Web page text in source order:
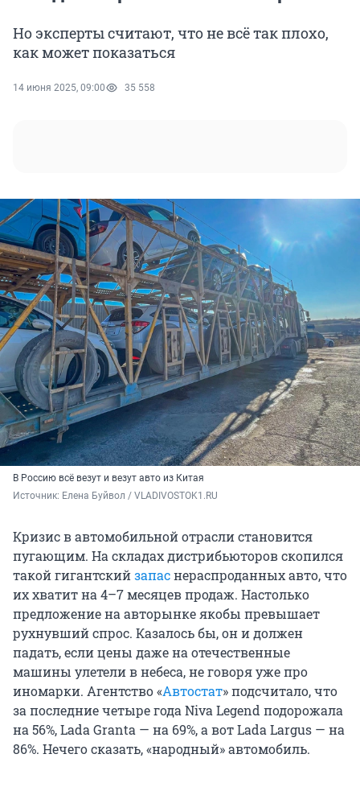
Но эксперты считают, что не всё так плохо,
как может показаться
14 июня 2025, 09:00 35 558
В Россию всё везут и везут авто из Китая
Источник: Елена Буйвол / VLADIVOSTOK1.RU
Кризис в автомобильной отрасли становится
пугающим. На складах дистрибьюторов скопился
такой гигантскийзапаснераспроданных авто, что
их хватит на 4–7 месяцев продаж. Настолько
предложение на авторынке якобы превышает
рухнувший спрос. Казалось бы, он и должен
падать, если цены даже на отечественные
машины улетели в небеса, не говоря уже про
иномарки. Агентство «Автостат» подсчитало, что
за последние четыре года Niva Legend подорожала
на 56%, Lada Granta — на 69%, а вот Lada Largus — на
86%. Нечего сказать, «народный» автомобиль.